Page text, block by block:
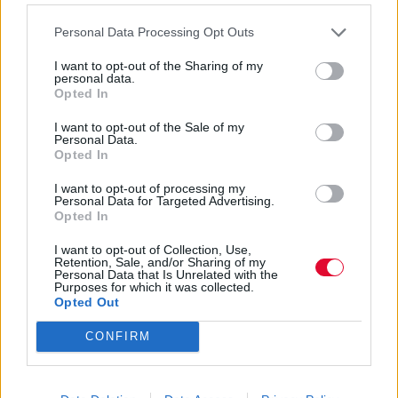
Personal Data Processing Opt Outs
I want to opt-out of the Sharing of my
personal data.
Opted In
I want to opt-out of the Sale of my
Personal Data.
Opted In
I want to opt-out of processing my
Personal Data for Targeted Advertising.
Opted In
I want to opt-out of Collection, Use,
Retention, Sale, and/or Sharing of my
Personal Data that Is Unrelated with the
Purposes for which it was collected.
Opted Out
CONFIRM